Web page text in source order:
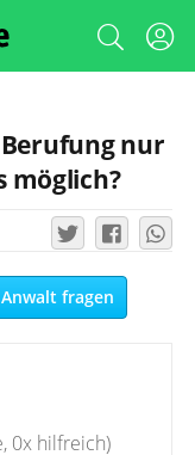
nur
möglich?
fragen
0x hilfreich)